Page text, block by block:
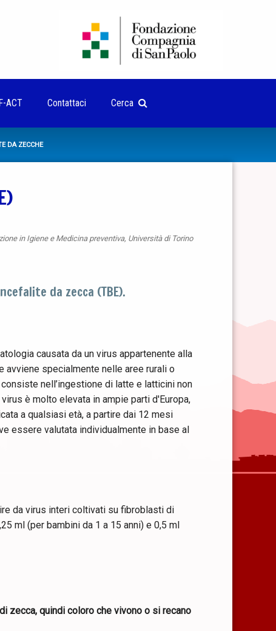
ACT Contattaci Cerca
DA ZECCHE
in Igiene e Medicina preventiva, Università di Torino
da zecca (TBE).
causata da un virus appartenente alla
specialmente nelle aree rurali o
nell’ingestione di latte e latticini non
è molto elevata in ampie parti d'Europa,
a qualsiasi età, a partire dai 12 mesi
essere valutata individualmente in base al
da virus interi coltivati su fibroblasti di
ml (per bambini da 1 a 15 anni) e 0,5 ml
zecca, quindi coloro che vivono o si recano